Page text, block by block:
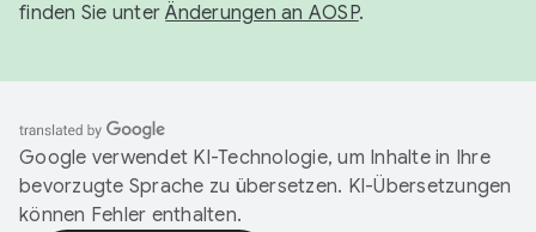
finden Sie unterÄnderungen an AOSP.
Google verwendet KI-Technologie, um Inhalte in Ihre
bevorzugte Sprache zu übersetzen. KI-Übersetzungen
können Fehler enthalten.